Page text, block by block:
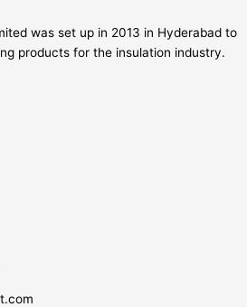
was set up in 2013 in Hyderabad to
products for the insulation industry.